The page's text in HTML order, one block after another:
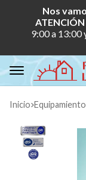
Nos
9:00 a 13:00
Inicio